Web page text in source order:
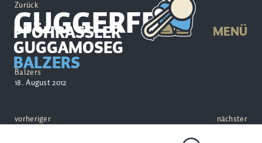
PFÖHRASSLER
GUGGAMOSEG
BALZERS
MENÜ
Zurück
GUGGERFEST
Balzers
18. August 2012
vorheriger nächster